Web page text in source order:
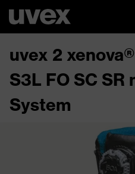
uvex 2
S3L FO SC SR
System